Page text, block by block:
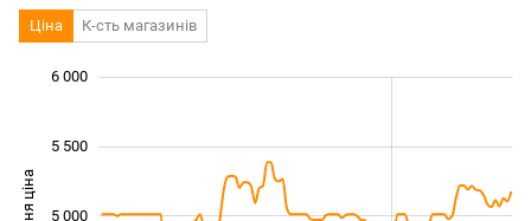
Ціна К-сть магазинів
4 000
6 000
5 000
5 500